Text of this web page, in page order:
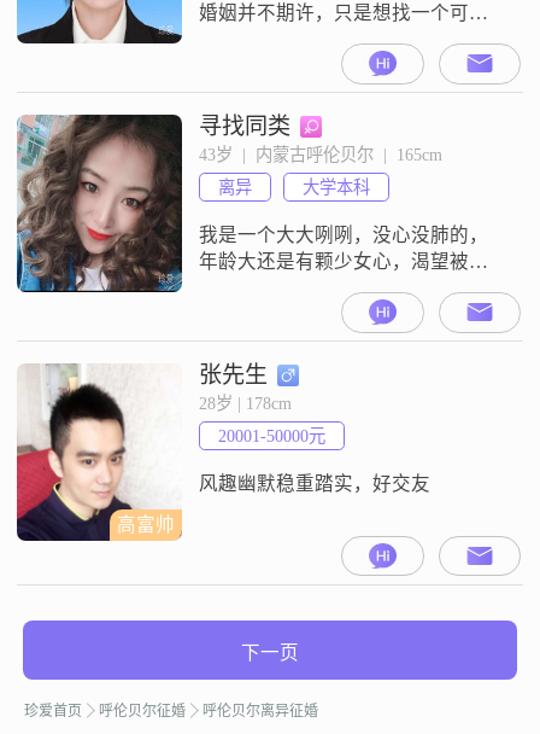
婚姻并不期许，只是想找一个可以
陪伴的人##3002##但要三观一致，
物质条件是基础，可以省掉生活中
的很多矛盾点##3002##忠诚负责，
是我的首要要求；有事直接沟通，
不要隐瞒；适当给对方独立的时间
和空间##3002##能玩到一起，是最
好不过了##3002##
寻找同类
43岁  |  内蒙古呼伦贝尔  |  165cm
离异
大学本科
我是一个大大咧咧，没心没肺的，
年龄大还是有颗少女心，渴望被宠
爱！渴望另一半最主要还是有责任
心，有幽默感，脾气好的男士！这
一生太坎坷了，希望后半生遇见志
同道合的他，来治愈创伤！
高富帅
张先生
28岁 | 178cm
20001-50000元
风趣幽默稳重踏实，好交友
下一页
珍爱首页 呼伦贝尔征婚 呼伦贝尔离异征婚